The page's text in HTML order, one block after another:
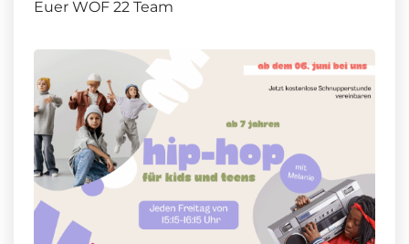
Euer WOF 22 Team